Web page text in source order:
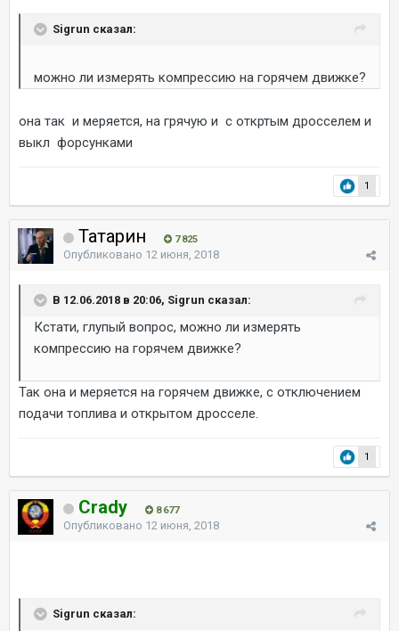
Sigrun сказал:
можно ли измерять компрессию на горячем движке?
она так и меряется, на грячую и с откртым дросселем и
выкл форсунками
1
Татарин 7 825
Опубликовано 12 июня, 2018
В 12.06.2018 в 20:06, Sigrun сказал:
Кстати, глупый вопрос, можно ли измерять
компрессию на горячем движке?
Так она и меряется на горячем движке, с отключением
подачи топлива и открытом дросселе.
1
Crady 8 677
Опубликовано 12 июня, 2018
Sigrun сказал: